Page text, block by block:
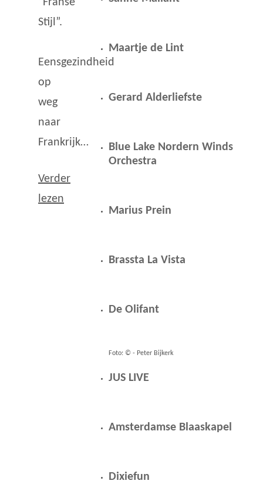
“Franse
Stijl”.
Eensgezindheid
op
weg
naar
Frankrijk…
Verder
lezen
Maartje de Lint
Gerard Alderliefste
Blue Lake Nordern Winds
Orchestra
Marius Prein
Brassta La Vista
De Olifant
Foto: © - Peter Bijkerk
JUS LIVE
Amsterdamse Blaaskapel
Dixiefun